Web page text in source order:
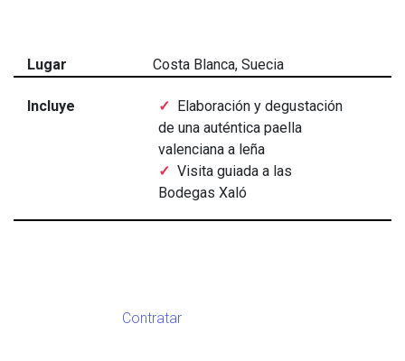
Lugar Costa Blanca, Suecia
Incluye
Elaboración y degustación
de una auténtica paella
valenciana a leña
Visita guiada a las
Bodegas Xaló
Contratar